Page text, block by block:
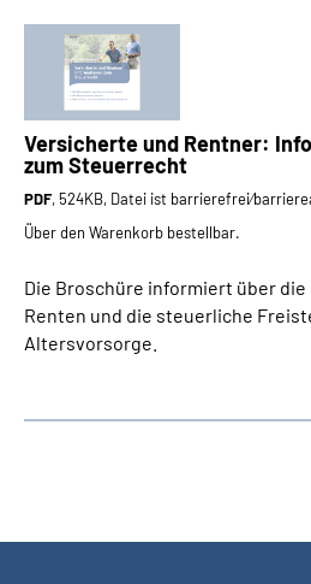
Versicherte und Rentner:
zum Steuerrecht
PDF, 524KB, Datei ist
Über den Warenkorb bestellbar.
Die Broschüre informiert über
Renten und die steuerliche
Altersvorsorge.